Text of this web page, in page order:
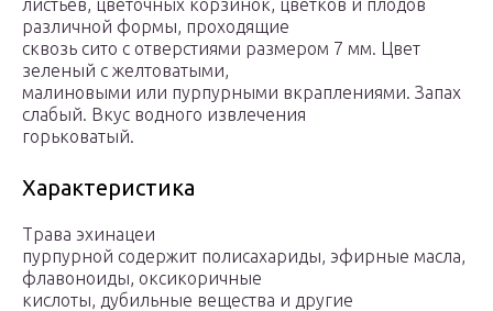
листьев, цветочных корзинок, цветков и плодов
различной формы, проходящие
сквозь сито с отверстиями размером 7 мм. Цвет
зеленый с желтоватыми,
малиновыми или пурпурными вкраплениями. Запах
слабый. Вкус водного извлечения
горьковатый.
Характеристика
Трава эхинацеи
пурпурной содержит полисахариды, эфирные масла,
флавоноиды, оксикоричные
кислоты, дубильные вещества и другие